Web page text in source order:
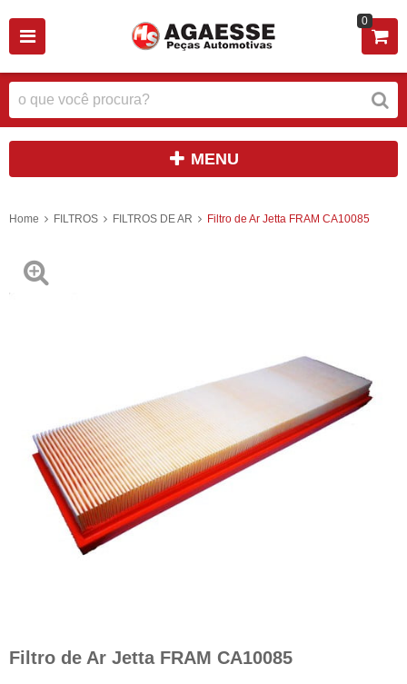
0
MENU
Home FILTROS FILTROS DE AR Filtro de Ar Jetta FRAM CA10085
Filtro de Ar Jetta FRAM CA10085